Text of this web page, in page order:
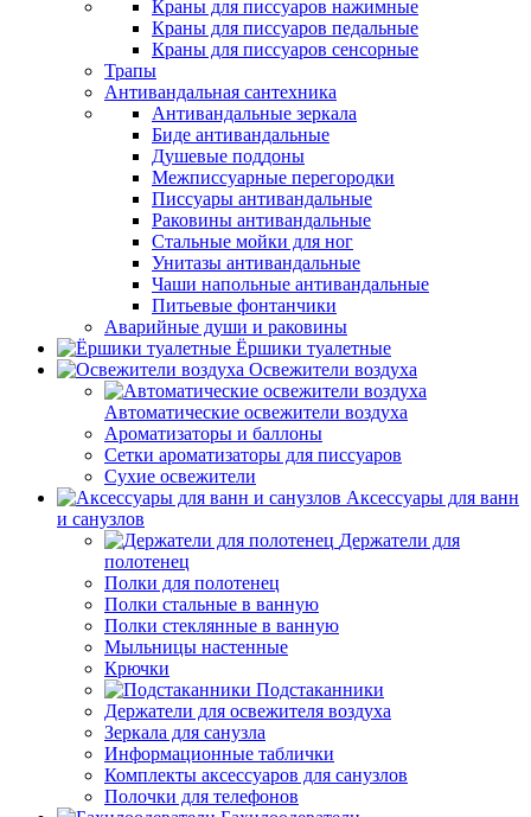
Краны для писсуаров нажимные
Краны для писсуаров педальные
Краны для писсуаров сенсорные
Трапы
Антивандальная сантехника
Антивандальные зеркала
Биде антивандальные
Душевые поддоны
Межписсуарные перегородки
Писсуары антивандальные
Раковины антивандальные
Стальные мойки для ног
Унитазы антивандальные
Чаши напольные антивандальные
Питьевые фонтанчики
Аварийные души и раковины
Ёршики туалетные
Освежители воздуха
Автоматические освежители воздуха
Ароматизаторы и баллоны
Сетки ароматизаторы для писсуаров
Сухие освежители
Аксессуары для ванн
и санузлов
Держатели для
полотенец
Полки для полотенец
Полки стальные в ванную
Полки стеклянные в ванную
Мыльницы настенные
Крючки
Подстаканники
Держатели для освежителя воздуха
Зеркала для санузла
Информационные таблички
Комплекты аксессуаров для санузлов
Полочки для телефонов